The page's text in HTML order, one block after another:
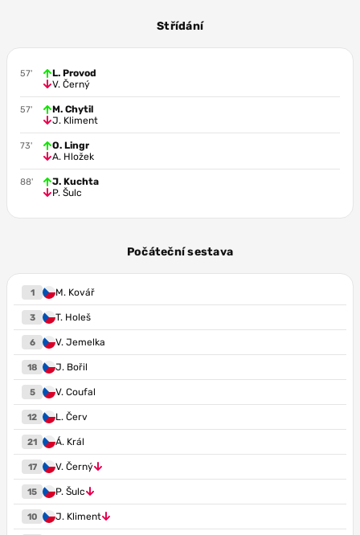
6.3
Střídání
57'
L. Provod
V. Černý
57'
M. Chytil
J. Kliment
73'
O. Lingr
A. Hložek
88'
J. Kuchta
P. Šulc
Počáteční sestava
1 M. Kovář
3 T. Holeš
6 V. Jemelka
18 J. Bořil
5 V. Coufal
12 L. Červ
21 Á. Král
17 V. Černý
15 P. Šulc
10 J. Kliment